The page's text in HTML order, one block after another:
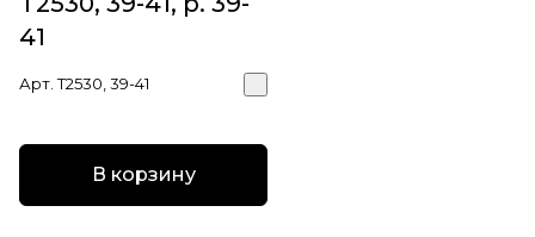
41
Арт.Т2530, 39-41
В корзину